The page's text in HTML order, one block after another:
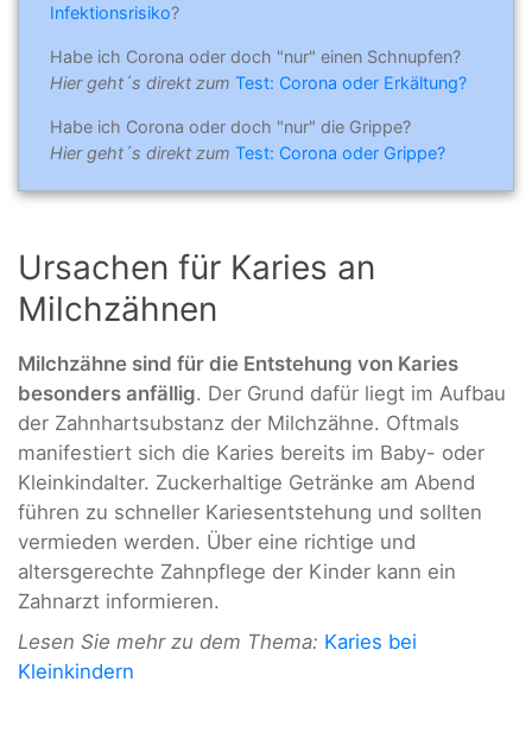
Infektionsrisiko?
Habe ich Corona oder doch "nur" einen Schnupfen?
Hier geht´s direkt zum Test: Corona oder Erkältung?
Habe ich Corona oder doch "nur" die Grippe?
Hier geht´s direkt zum Test: Corona oder Grippe?
Ursachen für Karies an
Milchzähnen
Milchzähne sind für die Entstehung von Karies
besonders anfällig. Der Grund dafür liegt im Aufbau
der Zahnhartsubstanz der Milchzähne. Oftmals
manifestiert sich die Karies bereits im Baby- oder
Kleinkindalter. Zuckerhaltige Getränke am Abend
führen zu schneller Kariesentstehung und sollten
vermieden werden. Über eine richtige und
altersgerechte Zahnpflege der Kinder kann ein
Zahnarzt informieren.
Lesen Sie mehr zu dem Thema: Karies bei
Kleinkindern